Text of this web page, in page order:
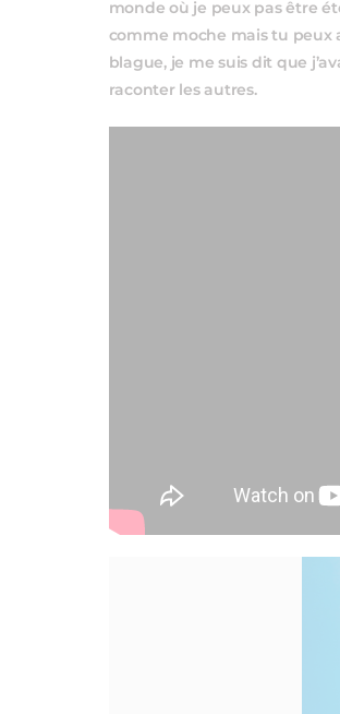
monde où je peux pas être
comme moche mais tu peux
blague, je me suis dit que
raconter les autres.